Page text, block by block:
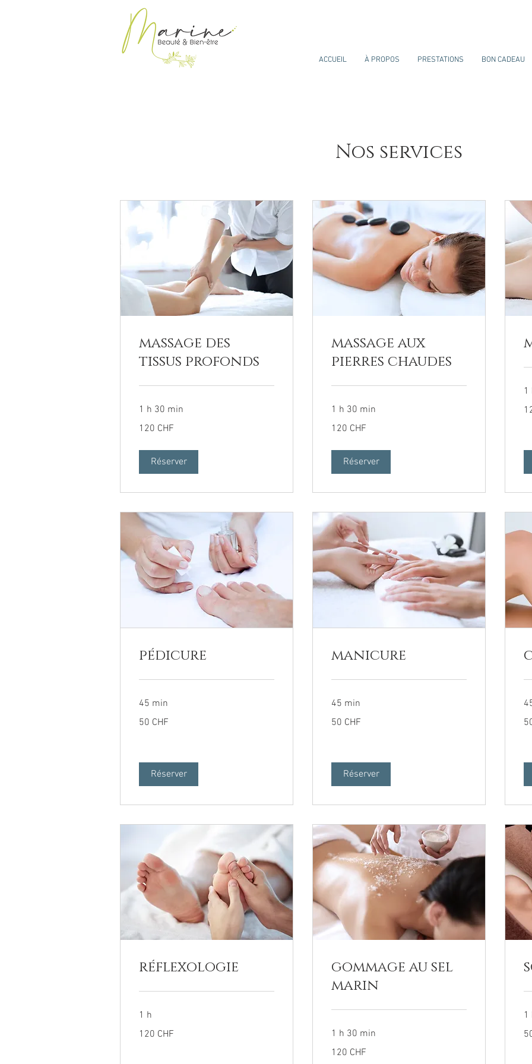
ACCUEIL À PROPOS PRESTATIONS BON CADEAU
Nos services
massage des
tissus profonds
1 h 30 min
francs
120 CHF
Réserver
massage aux
pierres chaudes
1 h 30 min
francs
120 CHF
Réserver
1
pédicure
45 min
francs
50 CHF
Réserver
manicure
45 min
francs
50 CHF
Réserver
réflexologie
1 h
francs
120 CHF
gommage au sel
marin
1 h 30 min
francs
120 CHF
1